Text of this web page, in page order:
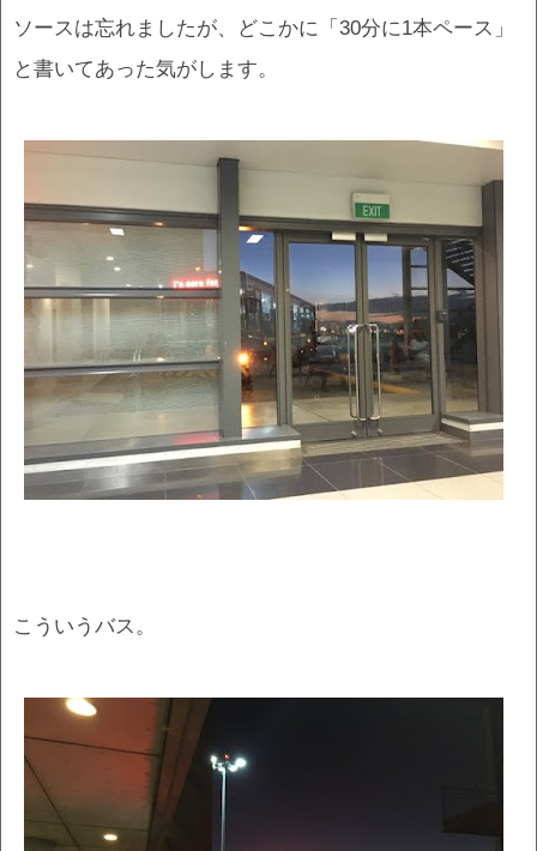
ソースは忘れましたが、どこかに「30分に1本ペース」
と書いてあった気がします。
こういうバス。